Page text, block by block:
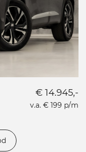
€ 14.945,-
v.a. € 199 p/m